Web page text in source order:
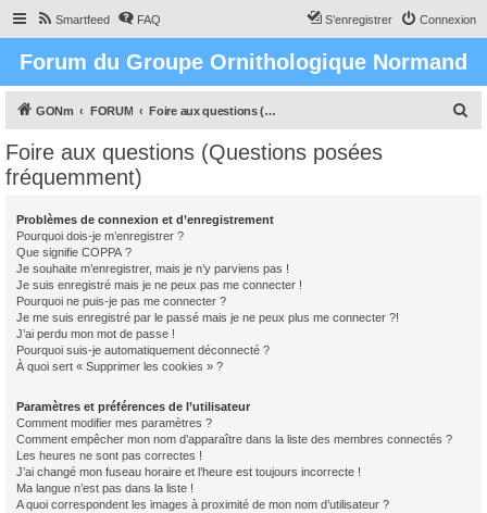
Smartfeed FAQ Connexion
S’enregistrer
Forum du Groupe Ornithologique Normand
GONm FORUM Foire aux questions (Questions posées fréquemment)
Foire aux questions (Questions posées
fréquemment)
Problèmes de connexion et d’enregistrement
Pourquoi dois-je m’enregistrer ?
Que signifie COPPA ?
Je souhaite m’enregistrer, mais je n’y parviens pas !
Je suis enregistré mais je ne peux pas me connecter !
Pourquoi ne puis-je pas me connecter ?
Je me suis enregistré par le passé mais je ne peux plus me connecter ?!
J’ai perdu mon mot de passe !
Pourquoi suis-je automatiquement déconnecté ?
À quoi sert « Supprimer les cookies » ?
Paramètres et préférences de l’utilisateur
Comment modifier mes paramètres ?
Comment empêcher mon nom d’apparaître dans la liste des membres connectés ?
Les heures ne sont pas correctes !
J’ai changé mon fuseau horaire et l’heure est toujours incorrecte !
Ma langue n’est pas dans la liste !
A quoi correspondent les images à proximité de mon nom d’utilisateur ?